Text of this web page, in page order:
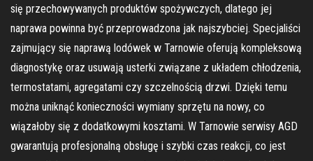
się przechowywanych produktów spożywczych, dlatego jej
naprawa powinna być przeprowadzona jak najszybciej. Specjaliści
zajmujący się naprawą lodówek w Tarnowie oferują kompleksową
diagnostykę oraz usuwają usterki związane z układem chłodzenia,
termostatami, agregatami czy szczelnością drzwi. Dzięki temu
można uniknąć konieczności wymiany sprzętu na nowy, co
wiązałoby się z dodatkowymi kosztami. W Tarnowie serwisy AGD
gwarantują profesjonalną obsługę i szybki czas reakcji, co jest